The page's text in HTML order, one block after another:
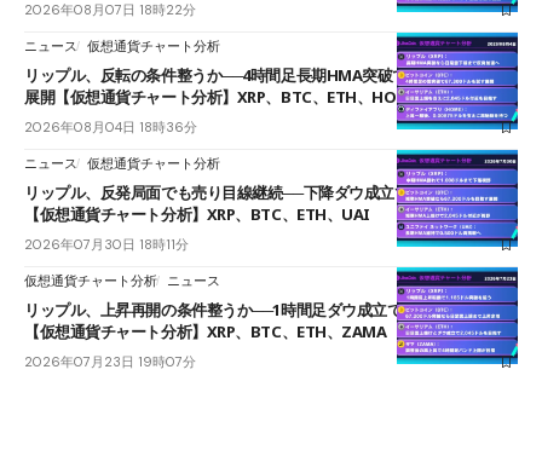
2026年08月07日 18時22分
ニュース 仮想通貨チャート分析
リップル、反転の条件整うか──4時間足長期HMA突破で雲下端を目指す
展開【仮想通貨チャート分析】XRP、BTC、ETH、HOME
2026年08月04日 18時36分
ニュース 仮想通貨チャート分析
リップル、反発局面でも売り目線継続──下降ダウ成立で下値追う展開
【仮想通貨チャート分析】XRP、BTC、ETH、UAI
2026年07月30日 18時11分
仮想通貨チャート分析 ニュース
リップル、上昇再開の条件整うか──1時間足ダウ成立で1.185ドルを狙う
【仮想通貨チャート分析】XRP、BTC、ETH、ZAMA
2026年07月23日 19時07分